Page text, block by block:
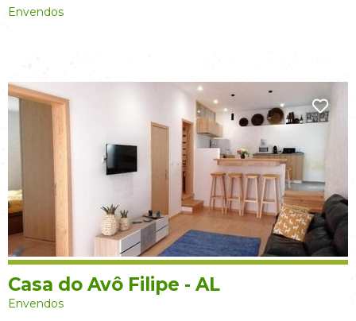
Envendos
Casa do Avô Filipe - AL
Envendos